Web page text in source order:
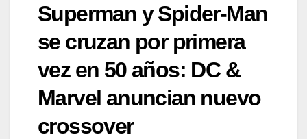
Superman y Spider-Man
se cruzan por primera
vez en 50 años: DC &
Marvel anuncian nuevo
crossover